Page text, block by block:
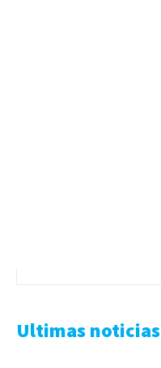
Ultimas noticias